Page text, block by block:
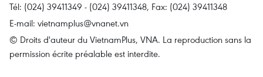
Tél: (024) 39411349 - (024) 39411348, Fax: (024) 39411348
E-mail: vietnamplus@vnanet.vn
© Droits d'auteur du VietnamPlus, VNA. La reproduction sans la
permission écrite préalable est interdite.